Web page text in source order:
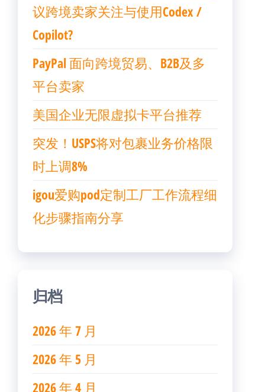
议跨境卖家关注与使用Codex /
Copilot?
PayPal 面向跨境贸易、B2B及多
平台卖家
美国企业无限虚拟卡平台推荐
突发！USPS将对包裹业务价格限
时上调8%
igou爱购pod定制工厂工作流程细
化步骤指南分享
归档
2026 年 7 月
2026 年 5 月
2026 年 4 月